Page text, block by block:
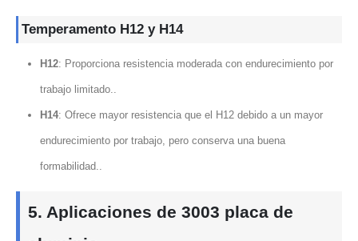
Temperamento H12 y H14
H12: Proporciona resistencia moderada con endurecimiento por
trabajo limitado..
H14: Ofrece mayor resistencia que el H12 debido a un mayor
endurecimiento por trabajo, pero conserva una buena
formabilidad..
5. Aplicaciones de 3003 placa de